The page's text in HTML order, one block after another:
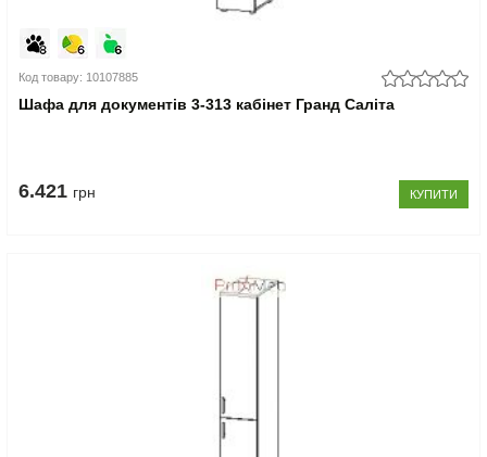
Код товару: 10107885
Шафа для документів 3-313 кабінет Гранд Саліта
6.421 грн КУПИТИ